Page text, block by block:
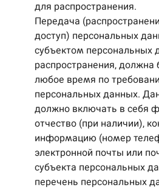
для распространения.
Передача
доступ) персональных
субъектом персональных
распространения,
любое время по
персональных данных.
должно включать в себя
отчество (при наличии),
информацию (номер
электронной почты или
субъекта персональных
перечень персональных